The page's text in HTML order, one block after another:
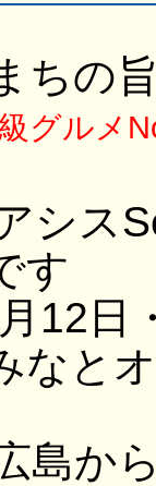
ちの
グルメ
シス
す
12
なと
島か